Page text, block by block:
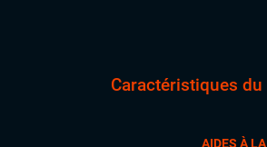
Caractéristiques
AIDES À